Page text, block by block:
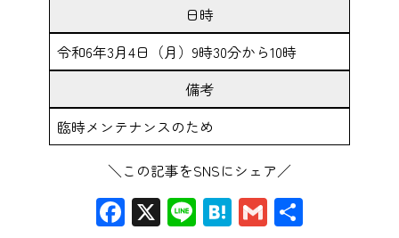
日時
令和6年3月4日（月）9時30分から10時
備考
臨時メンテナンスのため
＼この記事をSNSにシェア／
Facebook
X LineHatena
Gmail